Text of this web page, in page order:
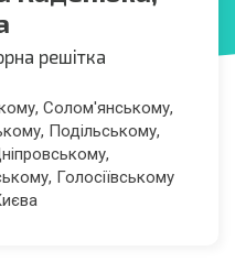
решітка
Солом'янському,
Подільському,
Голосіївському